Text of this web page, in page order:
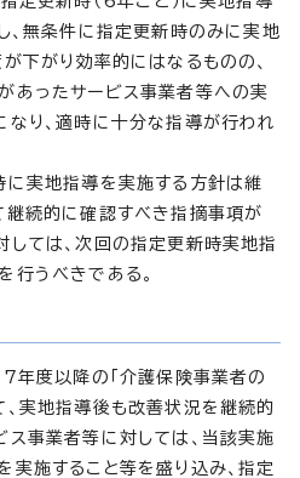
、無条件に指定更新時のみに実地
下がり効率的にはなるものの、
あったサービス事業者等への実
り、適時に十分な指導が行われ
に実地指導を実施する方針は維
継続的に確認すべき指摘事項が
しては、次回の指定更新時実地指
行うべきである。
年度以降の「介護保険事業者の
実地指導後も改善状況を継続的
ス事業者等に対しては、当該実施
施すること等を盛り込み、指定